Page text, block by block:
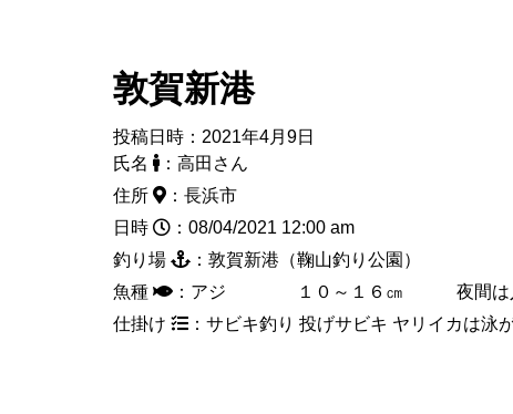
敦賀新港
投稿日時：2021年4月9日
氏名
：高田さん
住所
：長浜市
日時
：08/04/2021 12:00 am
釣り場
：敦賀新港（鞠山釣り公園）
魚種
：アジ １０～１６㎝ 夜間は入
仕掛け
：サビキ釣り 投げサビキ ヤリイカは泳